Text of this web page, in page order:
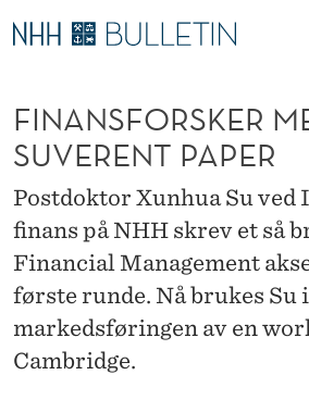
F
N
A
N
S
F
O
R
V
E
D
M
E
N
Y
K
I
N
E
T
T
S
T
E
E
Stipendiater og nye forskerprofiler
Disputaser
Ekspertutvalg
Om Bulletin
FINANSFORSKER
SUVERENT PAPER
Postdoktor Xunhua Su
finans på NHH skrev et så
Financial Management
første runde. Nå brukes Su i
markedsføringen av en
Cambridge.